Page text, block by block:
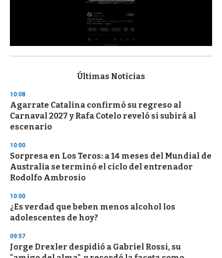
s
d
s
o
f
3
s
e
c
o
n
Últimas Noticias
10:08
Agarrate Catalina confirmó su regreso al
Carnaval 2027 y Rafa Cotelo reveló si subirá al
escenario
10:00
Sorpresa en Los Teros: a 14 meses del Mundial de
Australia se terminó el ciclo del entrenador
Rodolfo Ambrosio
10:00
¿Es verdad que beben menos alcohol los
adolescentes de hoy?
09:57
Jorge Drexler despidió a Gabriel Rossi, su